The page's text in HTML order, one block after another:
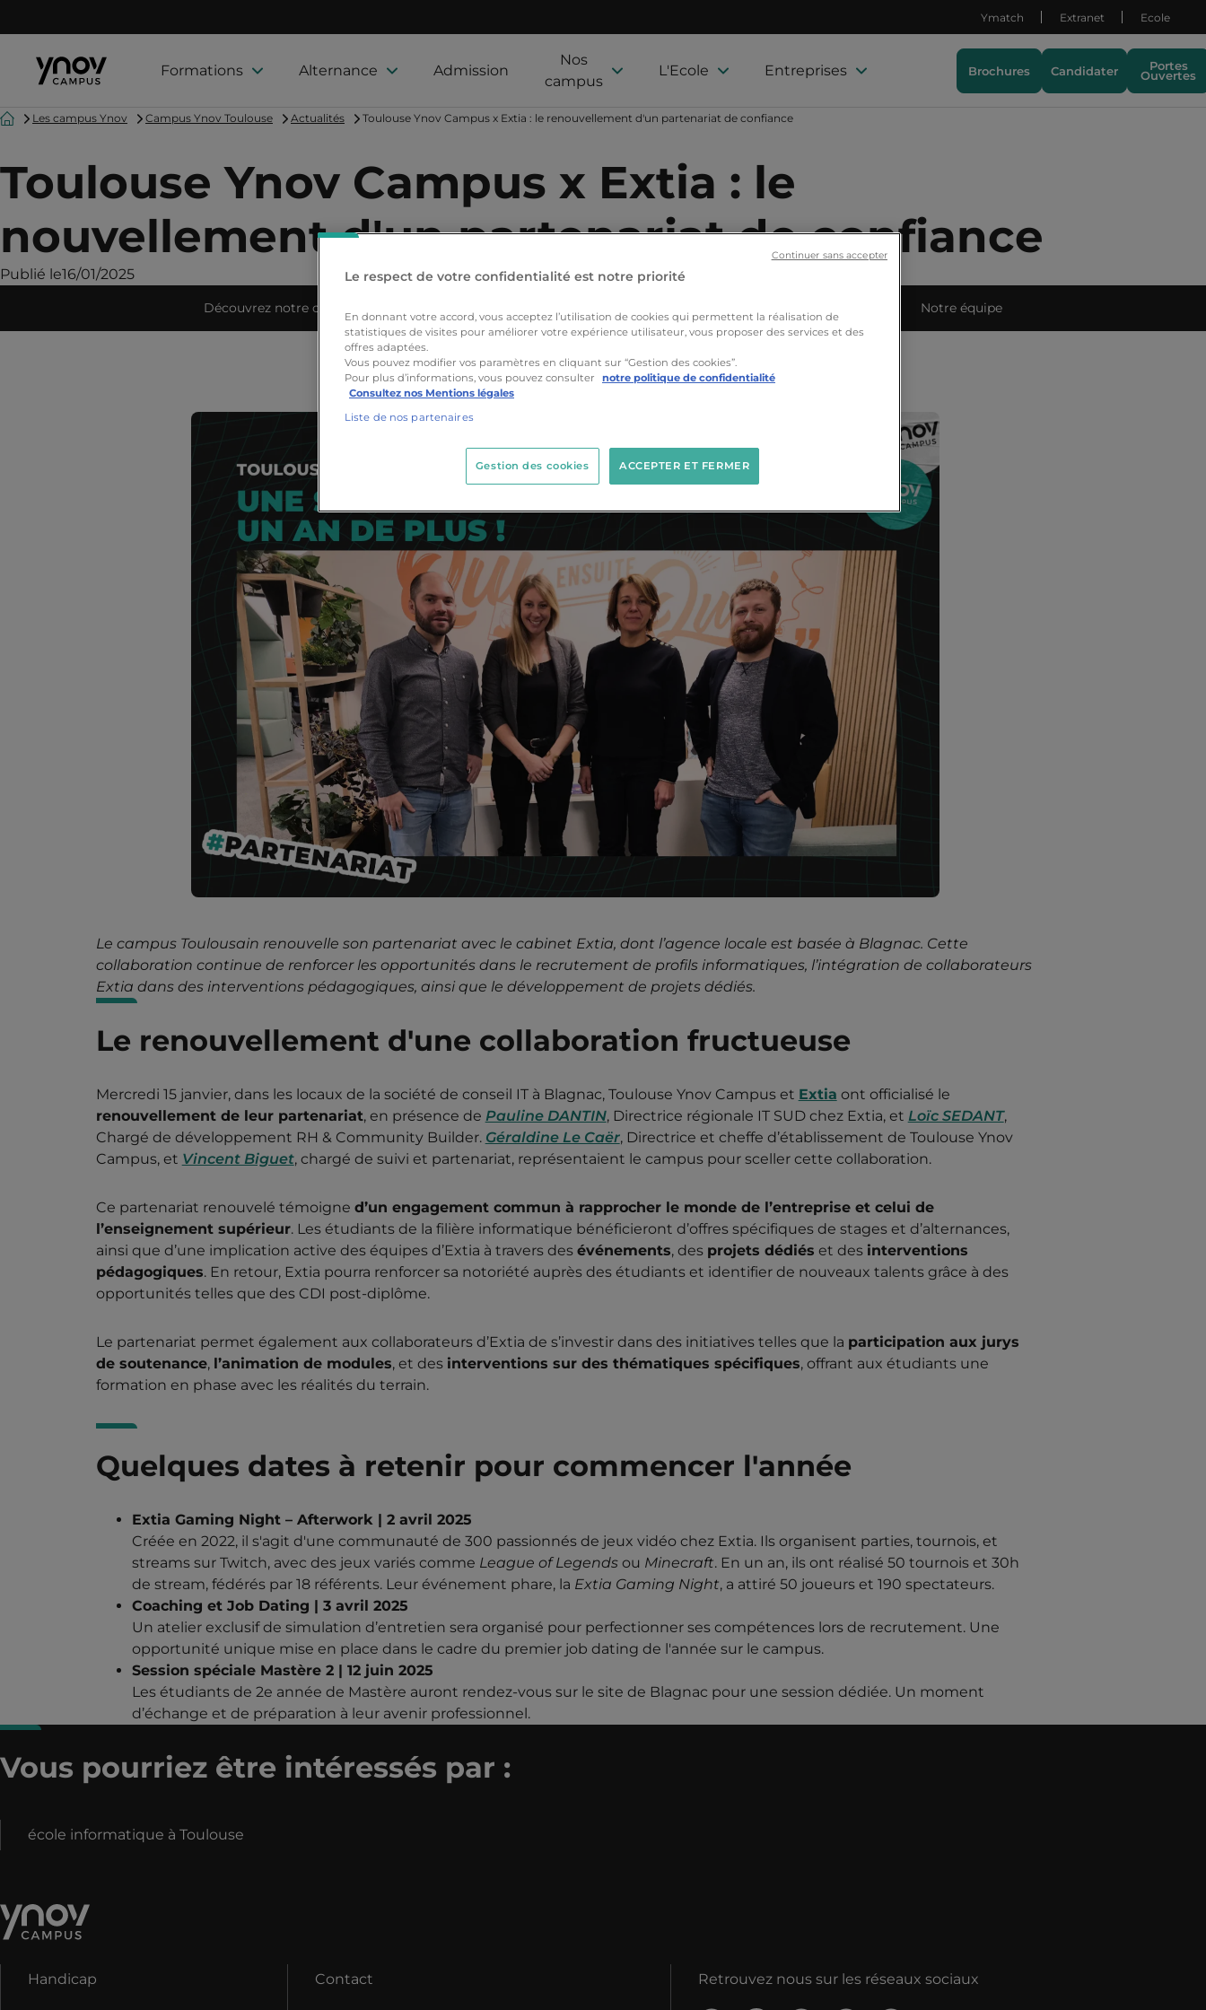
Formations Alternance Admission
Nos
campus
L'Ecole Entreprises
Ymatch Extranet Ecole
Brochures Candidater Portes
Ouvertes
AccueilLes campus Ynov Campus Ynov Toulouse Actualités Toulouse Ynov Campus x Extia : le renouvellement d'un partenariat de confiance
Toulouse Ynov Campus x Extia : le
nouvellement d'un partenariat de confiance
Publié le16/01/2025
Découvrez notre campus Notre équipe
Le campus Toulousain renouvelle son partenariat avec le cabinet Extia, dont l’agence locale est basée à Blagnac. Cette
collaboration continue de renforcer les opportunités dans le recrutement de profils informatiques, l’intégration de collaborateurs
Extia dans des interventions pédagogiques, ainsi que le développement de projets dédiés.
Le renouvellement d'une collaboration fructueuse
Mercredi 15 janvier, dans les locaux de la société de conseil IT à Blagnac, Toulouse Ynov Campus et Extia ont officialisé le
renouvellement de leur partenariat, en présence de Pauline DANTIN, Directrice régionale IT SUD chez Extia, et Loïc SEDANT,
Chargé de développement RH & Community Builder. Géraldine Le Caër, Directrice et cheffe d’établissement de Toulouse Ynov
Campus, et Vincent Biguet, chargé de suivi et partenariat, représentaient le campus pour sceller cette collaboration.
Ce partenariat renouvelé témoigne d’un engagement commun à rapprocher le monde de l’entreprise et celui de
l’enseignement supérieur. Les étudiants de la filière informatique bénéficieront d’offres spécifiques de stages et d’alternances,
ainsi que d’une implication active des équipes d’Extia à travers des événements, des projets dédiés et des interventions
pédagogiques. En retour, Extia pourra renforcer sa notoriété auprès des étudiants et identifier de nouveaux talents grâce à des
opportunités telles que des CDI post-diplôme.
Le partenariat permet également aux collaborateurs d’Extia de s’investir dans des initiatives telles que la participation aux jurys
de soutenance, l’animation de modules, et des interventions sur des thématiques spécifiques, offrant aux étudiants une
formation en phase avec les réalités du terrain.
Quelques dates à retenir pour commencer l'année
Extia Gaming Night – Afterwork | 2 avril 2025
Créée en 2022, il s'agit d'une communauté de 300 passionnés de jeux vidéo chez Extia. Ils organisent parties, tournois, et
streams sur Twitch, avec des jeux variés comme League of Legendsou Minecraft. En un an, ils ont réalisé 50 tournois et 30h
de stream, fédérés par 18 référents. Leur événement phare, la Extia Gaming Night, a attiré 50 joueurs et 190 spectateurs.
Coaching et Job Dating | 3 avril 2025
Un atelier exclusif de simulation d’entretien sera organisé pour perfectionner ses compétences lors de recrutement. Une
opportunité unique mise en place dans le cadre du premier job dating de l'année sur le campus.
Session spéciale Mastère 2 | 12 juin 2025
Les étudiants de 2e année de Mastère auront rendez-vous sur le site de Blagnac pour une session dédiée. Un moment
d’échange et de préparation à leur avenir professionnel.
Vous pourriez être intéressés par :
école informatique à Toulouse
Handicap Contact Retrouvez nous sur les réseaux sociaux
Le respect de votre confidentialité est notre priorité
En donnant votre accord, vous acceptez l’utilisation de cookies qui permettent la réalisation de
statistiques de visites pour améliorer votre expérience utilisateur, vous proposer des services et des
offres adaptées.
Vous pouvez modifier vos paramètres en cliquant sur “Gestion des cookies”.
Pour plus d’informations, vous pouvez consulter
notre politique de confidentialité
Consultez nos Mentions légales
Liste de nos partenaires
ACCEPTER ET FERMER
Gestion des cookies
Continuer sans accepter